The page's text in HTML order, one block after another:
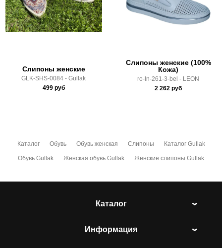
Здесь вы можете более детально ознакомиться с
условиямиоплатыидоставки
Слипоны женские
GLK-SHS-0084 - Gullak
499руб
Слипоны женские (100%
Кожа)
ro-ln-261-3-bel - LEON
2 262 руб
Каталог Обувь Обувь женская Слипоны Каталог Gullak
Обувь Gullak Женская обувь Gullak Женские слипоны Gullak
Каталог
Информация